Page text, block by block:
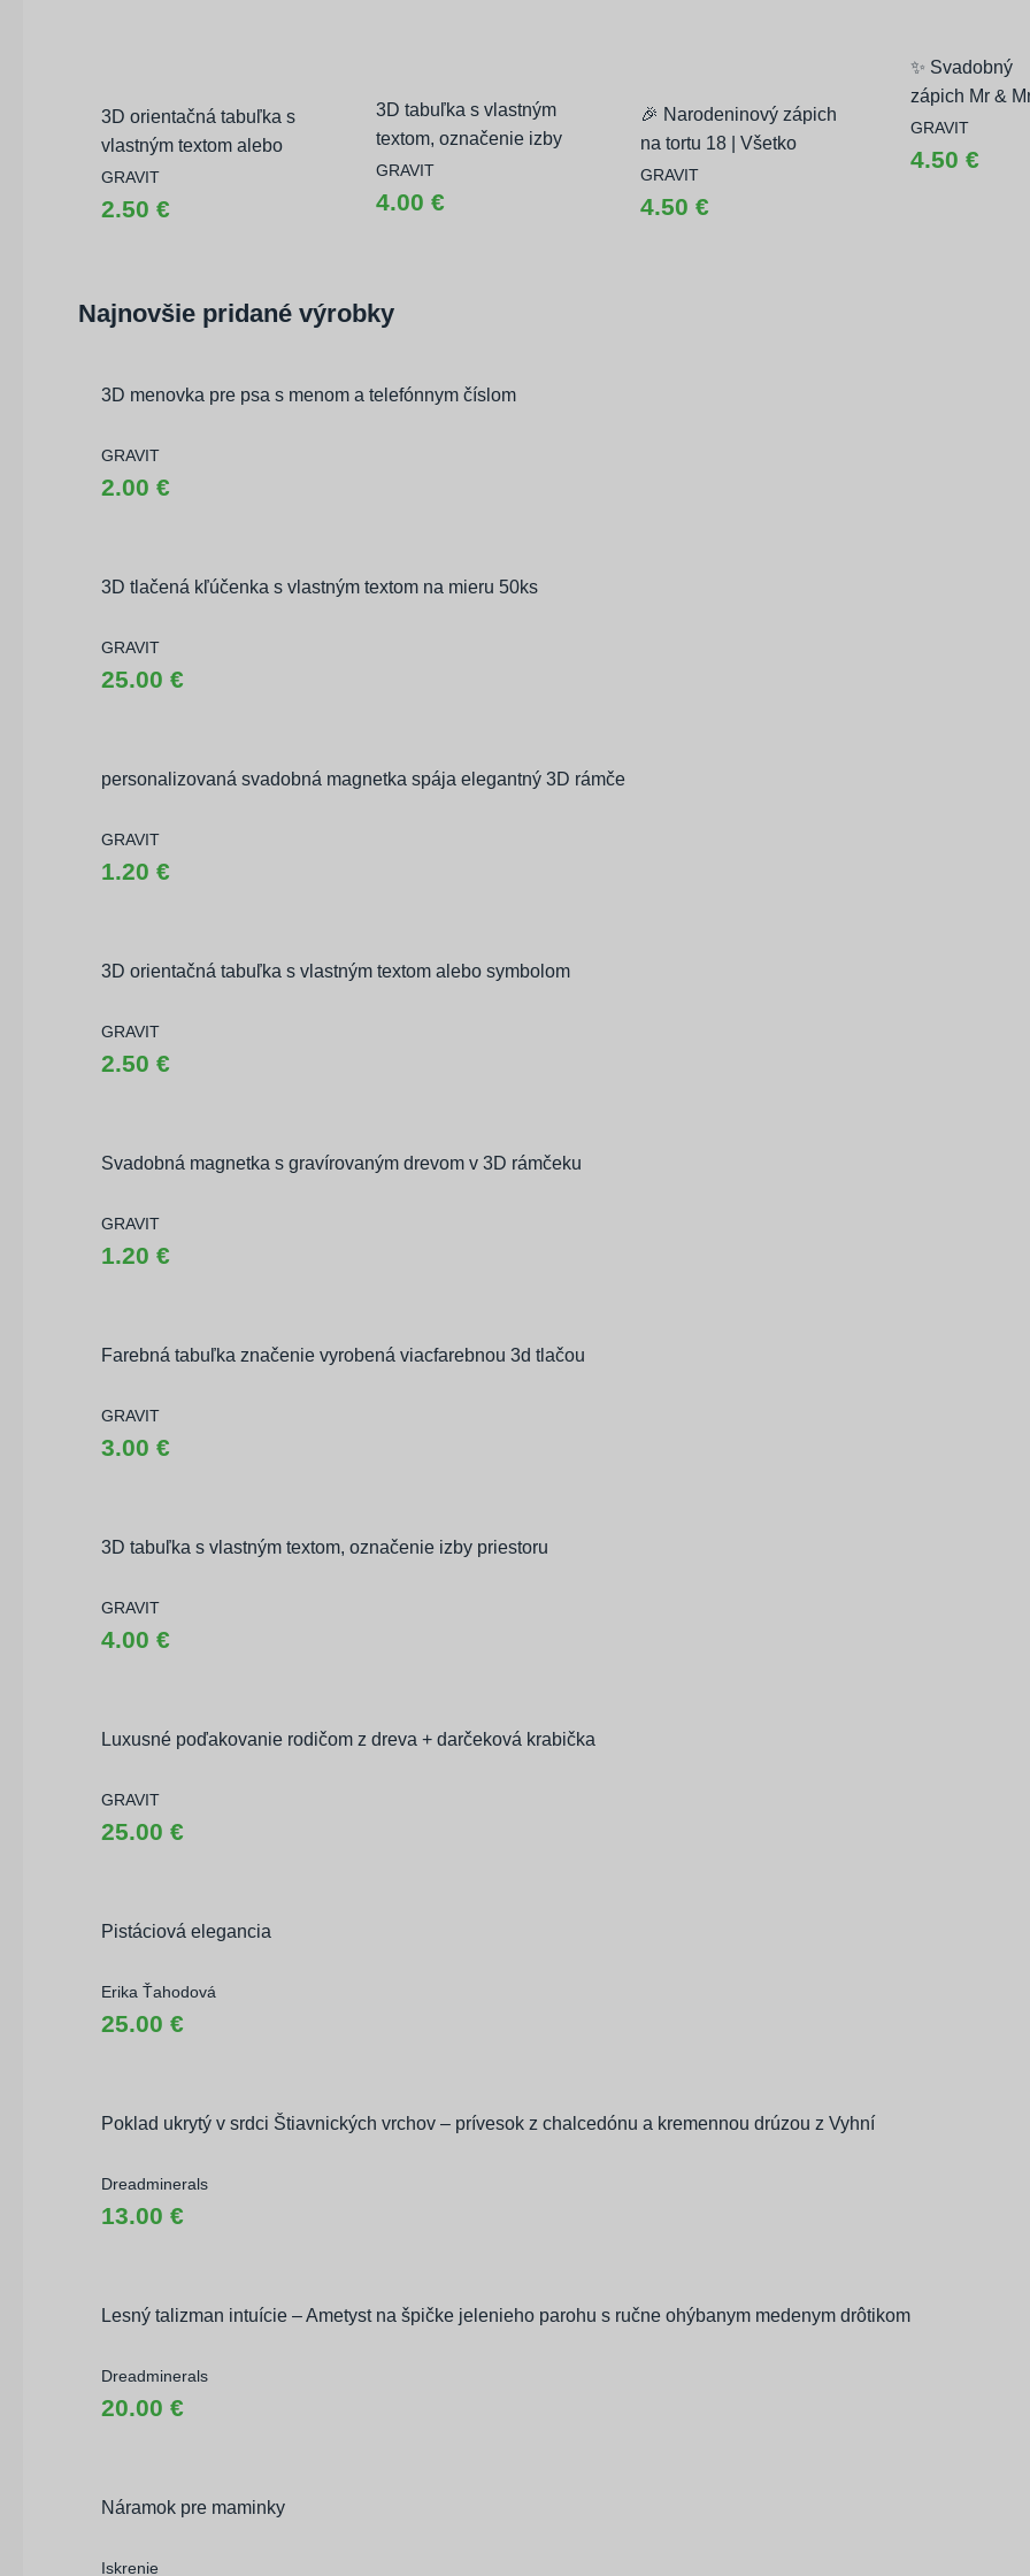
3D orientačná tabuľka s
vlastným textom alebo
symbolom
GRAVIT
2.50 €
3D tabuľka s vlastným
textom, označenie izby
priestoru
GRAVIT
4.00 €
🎉 Narodeninový zápich
na tortu 18 | Všetko
najlepšie 🎂
GRAVIT
4.50 €
✨ Svadobný
zápich Mr &
na tortu ✨
GRAVIT
4.50 €
Najnovšie pridané výrobky
3D menovka pre psa s menom a telefónnym číslom
GRAVIT
2.00 €
3D tlačená kľúčenka s vlastným textom na mieru 50ks
GRAVIT
25.00 €
personalizovaná svadobná magnetka spája elegantný 3D rámče
GRAVIT
1.20 €
3D orientačná tabuľka s vlastným textom alebo symbolom
GRAVIT
2.50 €
Svadobná magnetka s gravírovaným drevom v 3D rámčeku
GRAVIT
1.20 €
Farebná tabuľka značenie vyrobená viacfarebnou 3d tlačou
GRAVIT
3.00 €
3D tabuľka s vlastným textom, označenie izby priestoru
GRAVIT
4.00 €
Luxusné poďakovanie rodičom z dreva + darčeková krabička
GRAVIT
25.00 €
Pistáciová elegancia
Erika Ťahodová
25.00 €
Poklad ukrytý v srdci Štiavnických vrchov – prívesok z chalcedónu a kremennou drúzou z Vyhní
Dreadminerals
13.00 €
Lesný talizman intuície – Ametyst na špičke jelenieho parohu s ručne ohýbanym medenym drôtikom
Dreadminerals
20.00 €
Náramok pre maminky
Iskrenie